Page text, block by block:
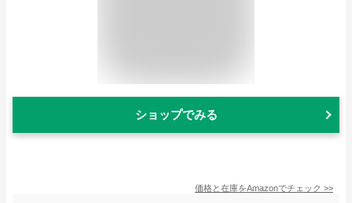
ショップでみる
価格と在庫をAmazonでチェック >>